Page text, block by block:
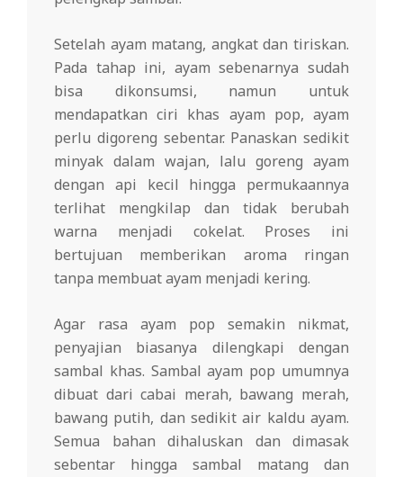
Setelah ayam matang, angkat dan tiriskan.
Pada tahap ini, ayam sebenarnya sudah
bisa dikonsumsi, namun untuk
mendapatkan ciri khas ayam pop, ayam
perlu digoreng sebentar. Panaskan sedikit
minyak dalam wajan, lalu goreng ayam
dengan api kecil hingga permukaannya
terlihat mengkilap dan tidak berubah
warna menjadi cokelat. Proses ini
bertujuan memberikan aroma ringan
tanpa membuat ayam menjadi kering.
Agar rasa ayam pop semakin nikmat,
penyajian biasanya dilengkapi dengan
sambal khas. Sambal ayam pop umumnya
dibuat dari cabai merah, bawang merah,
bawang putih, dan sedikit air kaldu ayam.
Semua bahan dihaluskan dan dimasak
sebentar hingga sambal matang dan